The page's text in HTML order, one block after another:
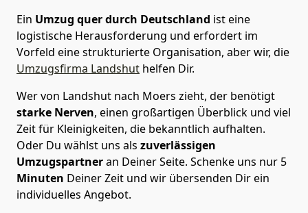
Ein Umzug quer durch Deutschland ist eine
logistische Herausforderung und erfordert im
Vorfeld eine strukturierte Organisation, aber wir, die
Umzugsfirma Landshut helfen Dir.
Wer von Landshut nach Moers zieht, der benötigt
starke Nerven, einen großartigen Überblick und viel
Zeit für Kleinigkeiten, die bekanntlich aufhalten.
Oder Du wählst uns als zuverlässigen
Umzugspartneran Deiner Seite. Schenke uns nur 5
Minuten Deiner Zeit und wir übersenden Dir ein
individuelles Angebot.